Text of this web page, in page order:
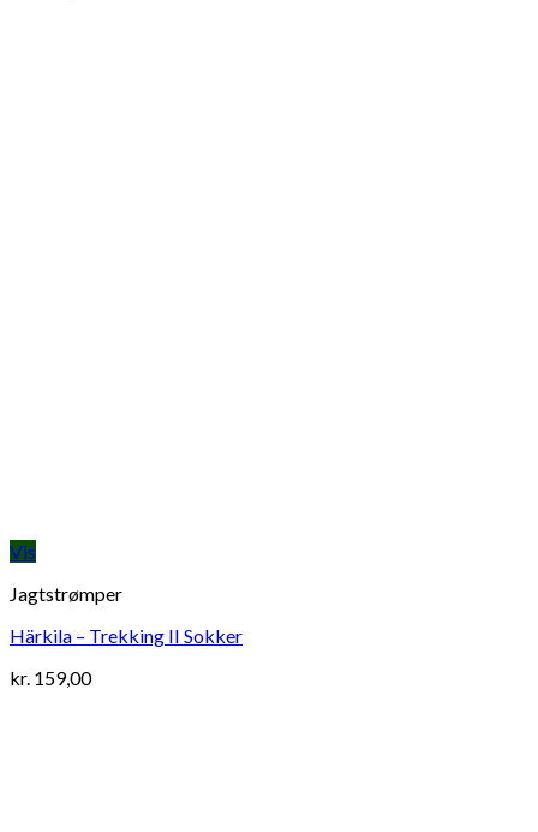
Vis
Jagtstrømper
Härkila – Trekking II Sokker
kr. 159,00